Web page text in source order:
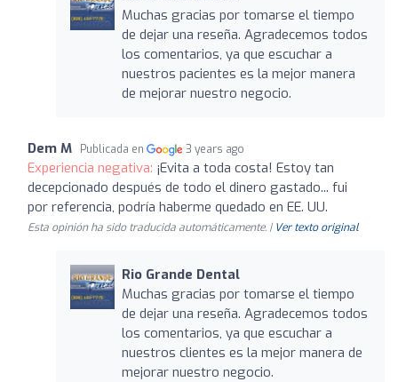
Muchas gracias por tomarse el tiempo
de dejar una reseña. Agradecemos todos
los comentarios, ya que escuchar a
nuestros pacientes es la mejor manera
de mejorar nuestro negocio.
Dem M Publicada en 3 years ago
Experiencia negativa: ¡Evita a toda costa! Estoy tan
decepcionado después de todo el dinero gastado... fui
por referencia, podría haberme quedado en EE. UU.
Esta opinión ha sido traducida automáticamente. | Ver texto original
Rio Grande Dental
Muchas gracias por tomarse el tiempo
de dejar una reseña. Agradecemos todos
los comentarios, ya que escuchar a
nuestros clientes es la mejor manera de
mejorar nuestro negocio.